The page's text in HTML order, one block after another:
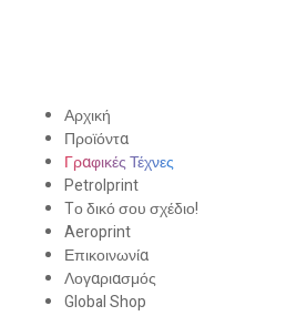
Αρχική
Προϊόντα
Γραφικές Τέχνες
Petrolprint
Tο δικό σου σχέδιο!
Aeroprint
Επικοινωνία
Λογαριασμός
Global Shop